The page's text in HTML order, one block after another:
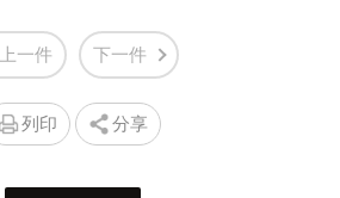
上一件 下一件
列印 分享